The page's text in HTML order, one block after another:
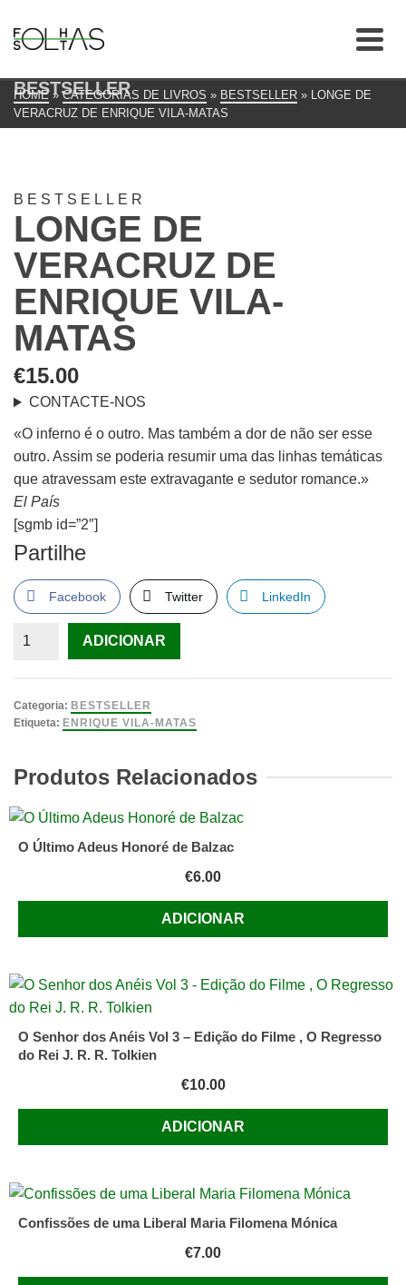
BESTSELLER
HOME » CATEGORIAS DE LIVROS » BESTSELLER » LONGE DE
VERACRUZ DE ENRIQUE VILA-MATAS
BESTSELLER
LONGE DE
VERACRUZ DE
ENRIQUE VILA-
MATAS
€15.00
CONTACTE-NOS
«O inferno é o outro. Mas também a dor de não ser esse
outro. Assim se poderia resumir uma das linhas temáticas
que atravessam este extravagante e sedutor romance.»
El País
[sgmb id=”2″]
Partilhe
Facebook Twitter LinkedIn
Quantidade
de
Veracruz
Enrique
Matas
ADICIONAR
Categoria: BESTSELLER
Etiqueta: ENRIQUE VILA-MATAS
Produtos Relacionados
O Último Adeus Honoré de Balzac
€6.00
ADICIONAR
O Senhor dos Anéis Vol 3 – Edição do Filme , O Regresso
do Rei J. R. R. Tolkien
€10.00
ADICIONAR
Confissões de uma Liberal Maria Filomena Mónica
€7.00